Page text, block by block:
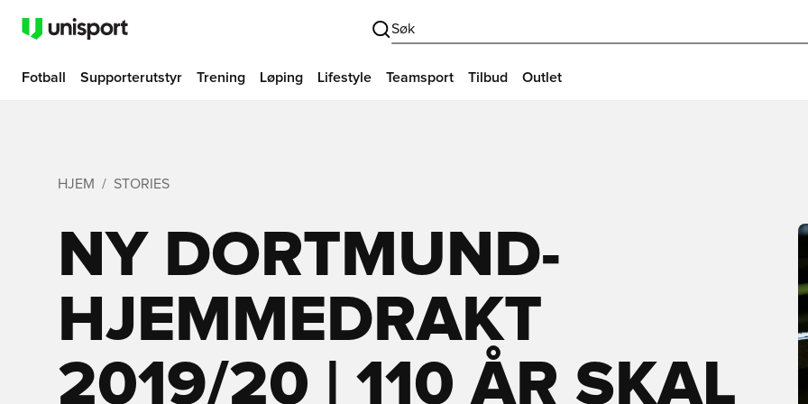
Søk
Fotball Supporterutstyr Trening Løping Lifestyle Teamsport Tilbud Outlet
HJEM STORIES
NY DORTMUND-
HJEMMEDRAKT
2019/20 | 110 ÅR SKAL